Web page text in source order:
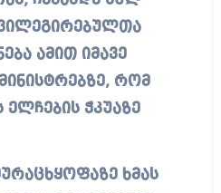
ამით იმავე
რომ
ელჩების ჭკუაზე
ხმას